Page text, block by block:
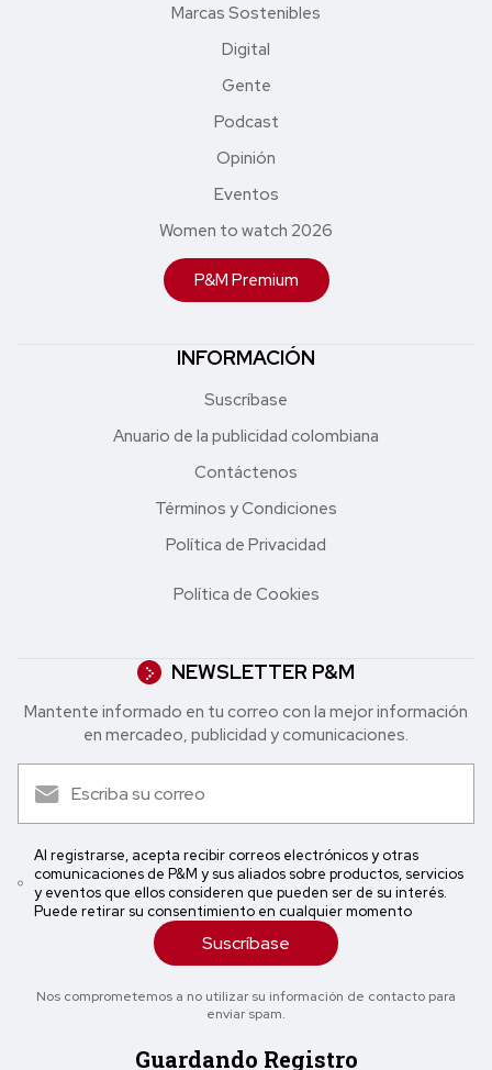
Marcas Sostenibles
Digital
Gente
Podcast
Opinión
Eventos
Women to watch 2026
P&M Premium
INFORMACIÓN
Suscríbase
Anuario de la publicidad colombiana
Contáctenos
Términos y Condiciones
Política de Privacidad
Política de Cookies
NEWSLETTER P&M
Mantente informado en tu correo con la mejor in formación
en mercadeo, publicidad y comunicaciones.
Al registrarse, acepta recibir correos electrónicos y otras
comunicaciones de P&M y sus aliados sobre productos, servicios
y eventos que ellos consideren que pueden ser de su interés.
Puede retirar su consentimiento en cualquier momento
Suscríbase
Nos comprometemos a no utilizar su información de contacto para
enviar spam.
Guardando Registro